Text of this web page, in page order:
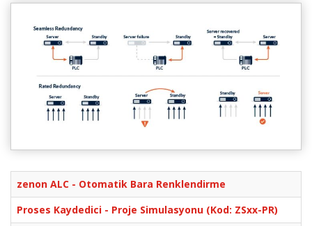
zenon ALC - Otomatik Bara Renklendirme
Proses Kaydedici - Proje Simulasyonu (Kod: ZSxx-PR)